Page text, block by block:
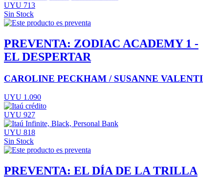
UYU 713
Sin Stock
PREVENTA: ZODIAC ACADEMY 1 -
EL DESPERTAR
CAROLINE PECKHAM / SUSANNE VALENTI
UYU 1.090
UYU 927
UYU 818
Sin Stock
PREVENTA: EL DÍA DE LA TRILLA